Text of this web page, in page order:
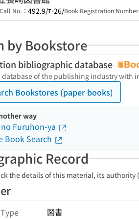
Call No.： 492.9/ｴ-26/Book Registration Number
by Bookstore
bibliographic database
database of the publishing industry with
Bookstores (paper books)
way
Furuhon-ya
Book Search
Record
the details of this material, its
図書